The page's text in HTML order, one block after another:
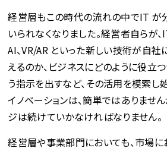
経営層もこの時代の流れの中でIT が
いられなくなりました。経営者自らが
AI、VR/AR といった新しい技術が自社
えるのか、ビジネスにどのように役立
う指示を出すなど、その活用を模索し
イノベーションは、簡単ではありません
ジは続けていかなければなりません。
経営層や事業部門においても、市場に